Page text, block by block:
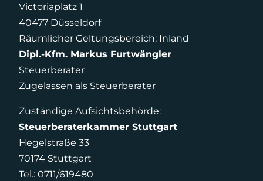
Victoriaplatz 1
40477 Düsseldorf
Räumlicher Geltungsbereich: Inland
Dipl.-Kfm. Markus Furtwängler
Steuerberater
Zugelassen als Steuerberater
Zuständige Aufsichtsbehörde:
Steuerberaterkammer Stuttgart
Hegelstraße 33
70174 Stuttgart
Tel.: 0711/619480